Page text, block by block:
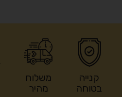
קנייה
בטוחה
משלוח
מהיר